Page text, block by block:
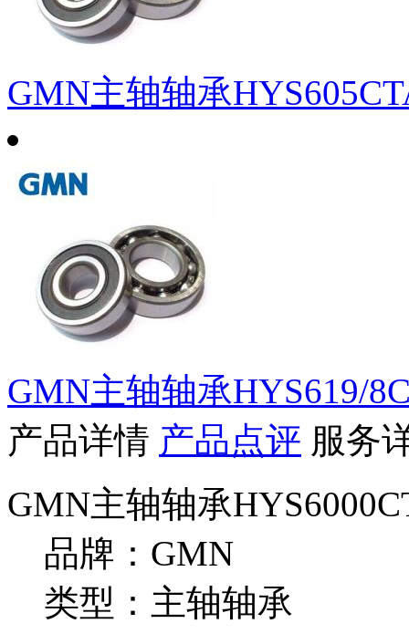
GMN主轴轴承
GMN主轴轴承HYS619/
产品详情 产品点评 服务
GMN主轴轴承
品牌：GMN
类型：主轴轴承